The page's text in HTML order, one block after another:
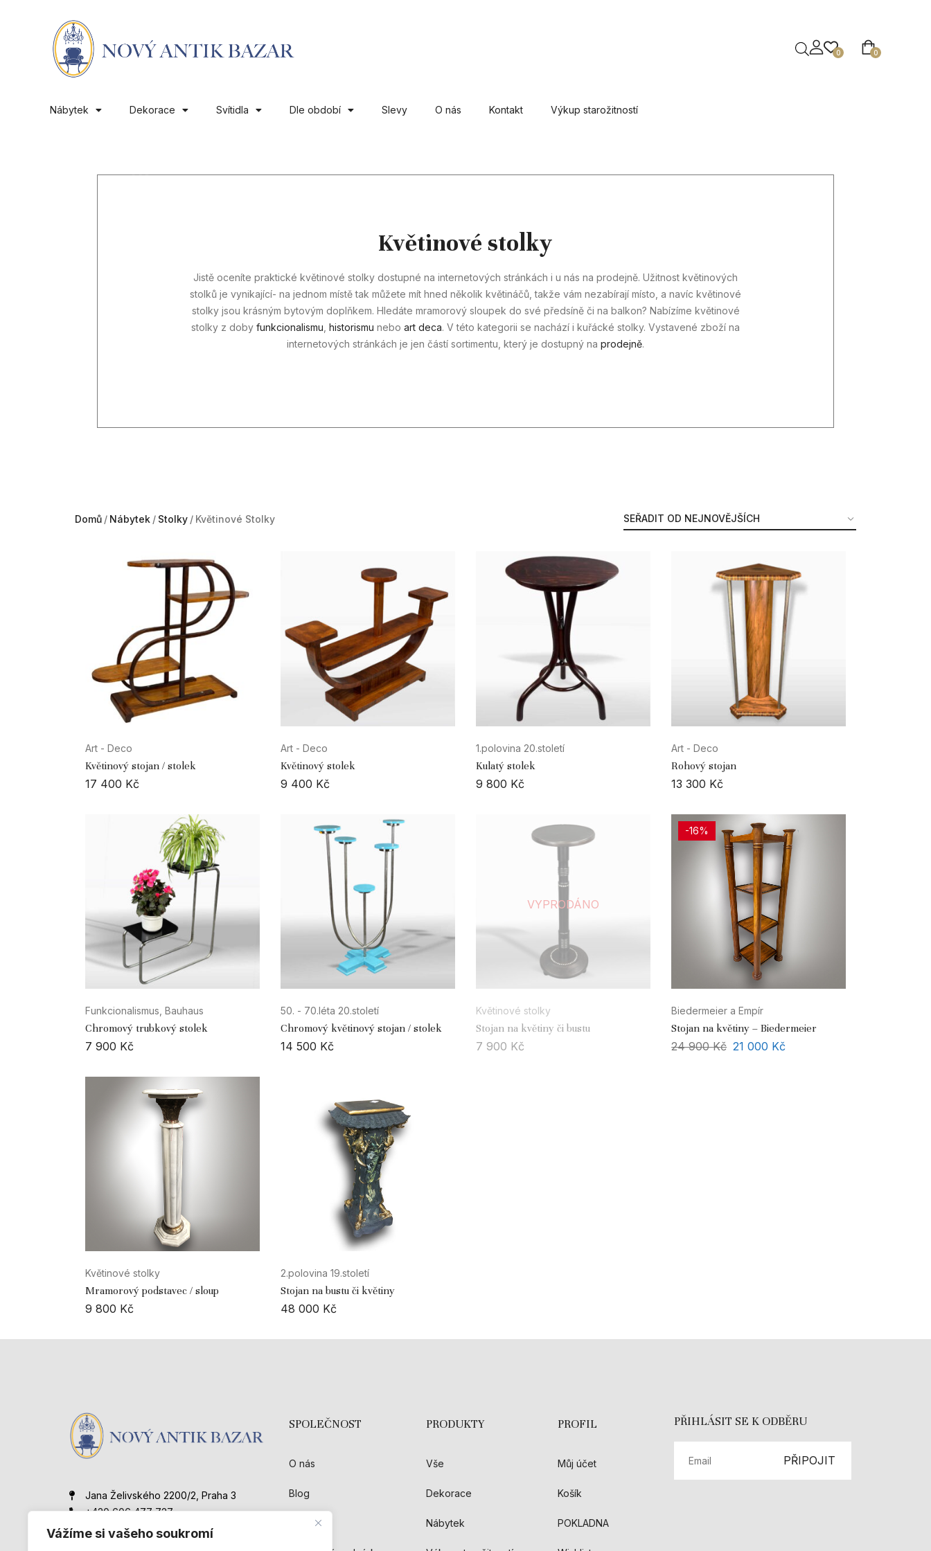
Vážíme si vašeho soukromí
0
0
Nábytek Dekorace Svítidla Dle období Slevy O nás Kontakt Výkup starožitností
Květinové stolky
Jistě oceníte praktické květinové stolky dostupné na internetových stránkách i u nás na prodejně. Užitnost květinových
stolků je vynikající- na jednom místě tak můžete mít hned několik květináčů, takže vám nezabírají místo, a navíc květinové
stolky jsou krásným bytovým doplňkem. Hledáte mramorový sloupek do své předsíně či na balkon? Nabízíme květinové
stolky z doby funkcionalismu historismu nebo art deca. V této kategorii se nachází i kuřácké stolky. Vystavené zboží na
internetových stránkách je jen částí sortimentu, který je dostupný na prodejně.
01
Domů Nábytek Stolky Květinové Stolky
Art - Deco
Květinový stojan / stolek
17 400 Kč
Art - Deco
Květinový stolek
9 400 Kč
1.polovina 20.století
Kulatý stolek
9 800 Kč
Art - Deco
Rohový stojan
13 300 Kč
Funkcionalismus, Bauhaus
Chromový trubkový stolek
7 900 Kč
50. - 70.léta 20.století
Chromový květinový stojan / stolek
14 500 Kč
VYPRODÁNO
Květinové stolky
Stojan na květiny či bustu
7 900 Kč
-16%
Biedermeier a Empír
Stojan na květiny – Biedermeier
24 900Kč 21 000 Kč
Květinové stolky
Mramorový podstavec / sloup
9 800 Kč
2.polovina 19.století
Stojan na bustu či květiny
48 000 Kč
Jana Želivského 2200/2, Praha 3
+420 606 477 727
novyantikbazar@gmail.com
SPOLEČNOST
O nás
Blog
Kontakt
PRODUKTY
Vše
Dekorace
Nábytek
PROFIL
Můj účet
Košík
POKLADNA
PŘIHLÁSIT SE K ODBĚRU
PŘIPOJIT